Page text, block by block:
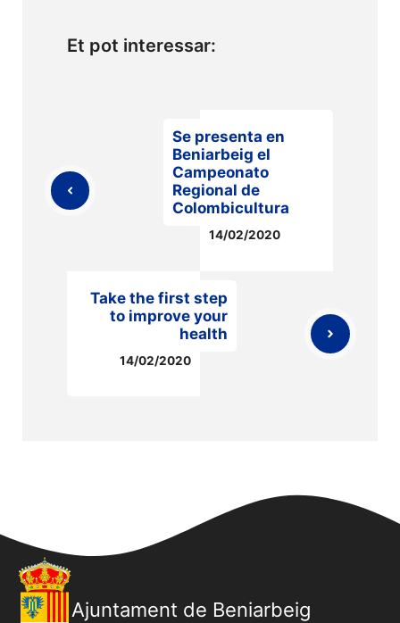
Et pot interessar:
Se presenta en
Beniarbeig el
Campeonato
Regional de
Colombicultura
14/02/2020
Take the first step
to improve your
health
14/02/2020
Ajuntament de Beniarbeig